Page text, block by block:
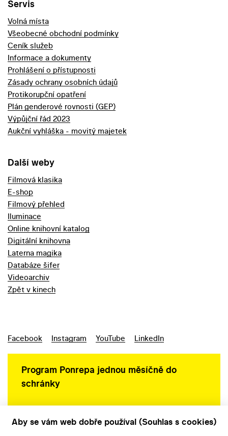
Servis
Volná místa
Všeobecné obchodní podmínky
Ceník služeb
Informace a dokumenty
Prohlášení o přístupnosti
Zásady ochrany osobních údajů
Protikorupční opatření
Plán genderové rovnosti (GEP)
Výpůjční řád 2023
Aukční vyhláška - movitý majetek
Další weby
Filmová klasika
E-shop
Filmový přehled
Iluminace
Online knihovní katalog
Digitální knihovna
Laterna magika
Databáze šifer
Videoarchiv
Zpět v kinech
Facebook Instagram YouTube LinkedIn
Program Ponrepa jednou měsíčně do
schránky
Aby se vám web dobře používal (Souhlas s cookies)